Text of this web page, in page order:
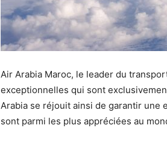
Air Arabia Maroc, le leader du
exceptionnelles qui sont
Arabia se réjouit ainsi de garantir une
sont parmi les plus appréciées au